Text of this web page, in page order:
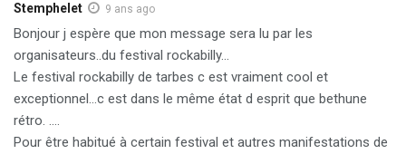
Stemphelet 9 ans ago
Bonjour j espère que mon message sera lu par les
organisateurs..du festival rockabilly…
Le festival rockabilly de tarbes c est vraiment cool et
exceptionnel…c est dans le même état d esprit que bethune
rétro. ….
Pour être habitué à certain festival et autres manifestations de